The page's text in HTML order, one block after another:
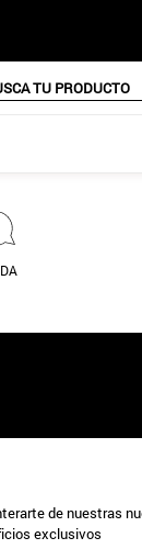
TU PRODUCTO
de nuestras
exclusivos